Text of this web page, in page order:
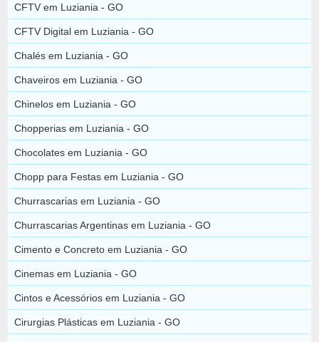
CFTV em Luziania - GO
CFTV Digital em Luziania - GO
Chalés em Luziania - GO
Chaveiros em Luziania - GO
Chinelos em Luziania - GO
Chopperias em Luziania - GO
Chocolates em Luziania - GO
Chopp para Festas em Luziania - GO
Churrascarias em Luziania - GO
Churrascarias Argentinas em Luziania - GO
Cimento e Concreto em Luziania - GO
Cinemas em Luziania - GO
Cintos e Acessórios em Luziania - GO
Cirurgias Plásticas em Luziania - GO